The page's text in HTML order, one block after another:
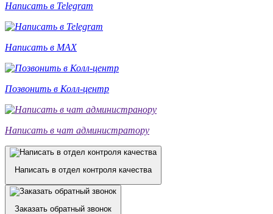
Написать в Telegram
Написать в MAX
Позвонить в Колл-центр
Написать в чат администратору
Написать в отдел контроля качества
Заказать обратный звонок